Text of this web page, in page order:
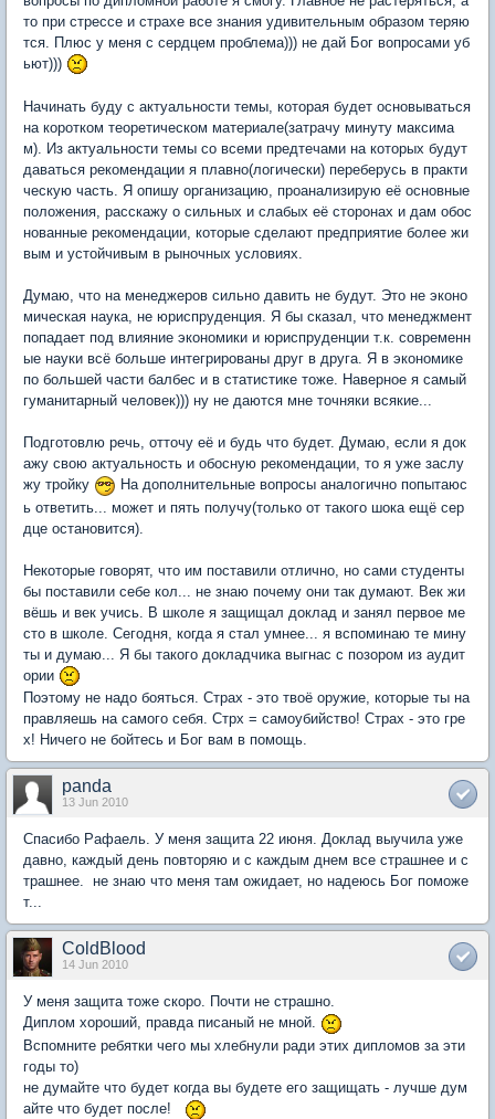
то при стрессе и страхе все знания удивительным образом теряю
тся. Плюс у меня с сердцем проблема))) не дай Бог вопросами уб
ьют)))
Начинать буду с актуальности темы, которая будет основываться
на коротком теоретическом материале(затрачу минуту максима
м). Из актуальности темы со всеми предтечами на которых будут
даваться рекомендации я плавно(логически) переберусь в практи
ческую часть. Я опишу организацию, проанализирую её основные
положения, расскажу о сильных и слабых её сторонах и дам обос
нованные рекомендации, которые сделают предприятие более жи
вым и устойчивым в рыночных условиях.
Думаю, что на менеджеров сильно давить не будут. Это не эконо
мическая наука, не юриспруденция. Я бы сказал, что менеджмент
попадает под влияние экономики и юриспруденции т.к. современн
ые науки всё больше интегрированы друг в друга. Я в экономике
по большей части балбес и в статистике тоже. Наверное я самый
гуманитарный человек))) ну не даются мне точняки всякие...
Подготовлю речь, отточу её и будь что будет. Думаю, если я док
ажу свою актуальность и обосную рекомендации, то я уже заслу
жу тройку
На дополнительные вопросы аналогично попытаюс
ь ответить... может и пять получу(только от такого шока ещё сер
дце остановится).
Некоторые говорят, что им поставили отлично, но сами студенты
бы поставили себе кол... не знаю почему они так думают. Век жи
вёшь и век учись. В школе я защищал доклад и занял первое ме
сто в школе. Сегодня, когда я стал умнее... я вспоминаю те мину
ты и думаю... Я бы такого докладчика выгнас с позором из аудит
ории
Поэтому не надо бояться. Страх - это твоё оружие, которые ты на
правляешь на самого себя. Стрх = самоубийство! Страх - это гре
х! Ничего не бойтесь и Бог вам в помощь.
panda
13 Jun 2010
Спасибо Рафаель. У меня защита 22 июня. Доклад выучила уже
давно, каждый день повторяю и с каждым днем все страшнее и с
трашнее. не знаю что меня там ожидает, но надеюсь Бог поможе
т...
ColdBlood
14 Jun 2010
У меня защита тоже скоро. Почти не страшно.
Диплом хороший, правда писаный не мной.
Вспомните ребятки чего мы хлебнули ради этих дипломов за эти
годы то)
не думайте что будет когда вы будете его защищать - лучше дум
айте что будет после!